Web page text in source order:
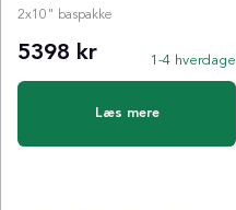
2x10" baspakke
5398 kr 1-4 hverdage
Læs mere